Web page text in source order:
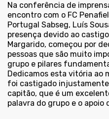
Na conferência de
encontro com o FC
Portugal Sabseg, Luís
presença devido ao
Margarido, começou por
pessoas que são muito
grupo e pilares
Dedicamos esta vitória ao
foi castigado
capitão, que é um
palavra do grupo e o apoio